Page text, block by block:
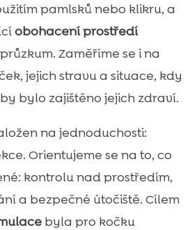
a energii: jak krmení
chytrá volba pro každou
kondice i učení
stresu: jak Purrfect Life
péči a pohodu
při rozvoji rychlého
jim vyhnout
limity, smysly a
pamlsků nebo klikru, a
obohacení prostředí
Zaměříme se i na
jejich stravu a situace, kdy
bylo zajištěno jejich zdraví.
na jednoduchosti:
Orientujeme se na to, co
kontrolu nad prostředím,
a bezpečné útočiště. Cílem
byla pro kočku